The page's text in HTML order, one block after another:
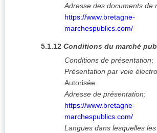
Adresse des documents de
https://www.bretagne-
marchespublics.com/
5.1.12 Conditions du marché
Conditions de présentation:
Présentation par voie
Autorisée
Adresse de présentation:
https://www.bretagne-
marchespublics.com/
Langues dans lesquelles